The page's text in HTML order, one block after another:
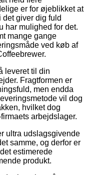
er for øjeblikket at
giver dig fuld
har mulighed for det.
mange gange
ved køb af
leveret til din
Fragtformen er
men endda
vil dog
hvilket dog
arbejdslager.
ultra udslagsgivende
samme, og derfor er
estimerede
produkt.